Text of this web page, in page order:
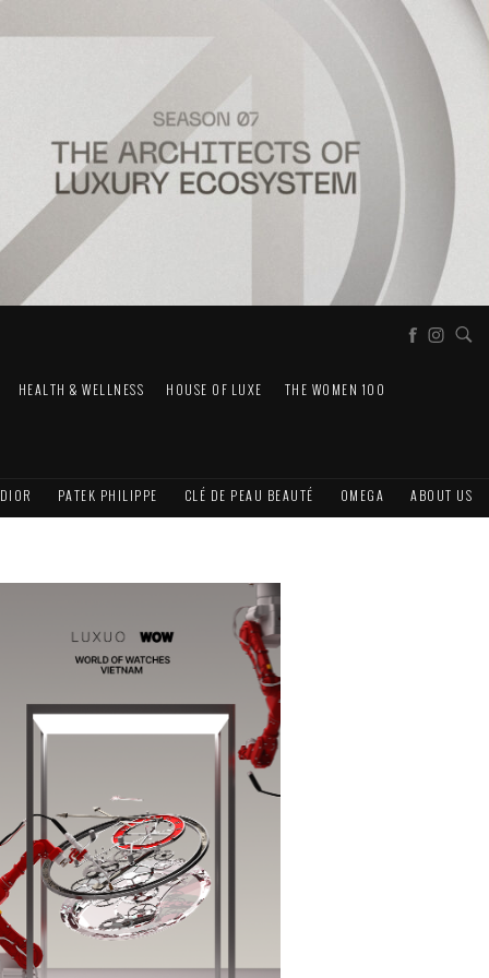
HEALTH & WELLNESS HOUSE OF LUXE THE WOMEN 100
DIOR PATEK PHILIPPE CLÉ DE PEAU BEAUTÉ OMEGA ABOUT US